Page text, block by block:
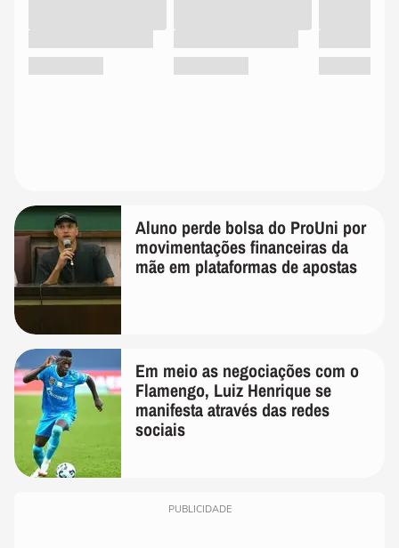
Aluno perde bolsa do ProUni por
movimentações financeiras da
mãe em plataformas de apostas
Em meio as negociações com o
Flamengo, Luiz Henrique se
manifesta através das redes
sociais
PUBLICIDADE